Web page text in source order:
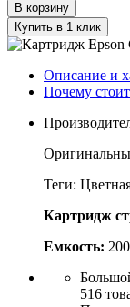
В корзину
Купить в 1 клик
Описание и
Почему
Теги:
Картридж
Емкость:
516